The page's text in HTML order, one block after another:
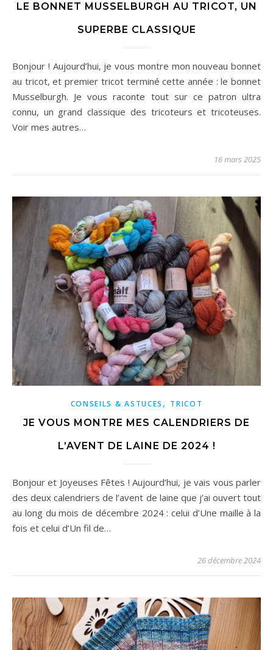
LE BONNET MUSSELBURGH AU TRICOT, UN
SUPERBE CLASSIQUE
Bonjour ! Aujourd’hui, je vous montre mon nouveau bonnet
au tricot, et premier tricot terminé cette année : le bonnet
Musselburgh. Je vous raconte tout sur ce patron ultra
connu, un grand classique des tricoteurs et tricoteuses.
Voir mes autres…
16 mars 2025
CONSEILS & ASTUCES , TRICOT
JE VOUS MONTRE MES CALENDRIERS DE
L’AVENT DE LAINE DE 2024 !
Bonjour et Joyeuses Fêtes ! Aujourd’hui, je vais vous parler
des deux calendriers de l’avent de laine que j’ai ouvert tout
au long du mois de décembre 2024 : celui d’Une maille à la
fois et celui d’Un fil de…
26 décembre 2024